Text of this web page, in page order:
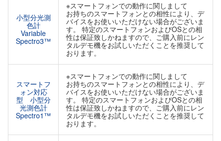
小型分光測
色計
Variable
Spectro3™
※スマートフォンでの動作に関しまして
お持ちのスマートフォンとの相性により、デ
バイスをお使いいただけない場合がございま
す。 特定のスマートフォンおよびOSとの相
性は保証致しかねますので、ご購入前にレン
タルデモ機をお試しいただくことを推奨して
おります。
スマートフ
ォン対応
型 小型分
光測色計
Spectro1™
※スマートフォンでの動作に関しまして
お持ちのスマートフォンとの相性により、デ
バイスをお使いいただけない場合がございま
す。 特定のスマートフォンおよびOSとの相
性は保証致しかねますので、ご購入前にレン
タルデモ機をお試しいただくことを推奨して
おります。